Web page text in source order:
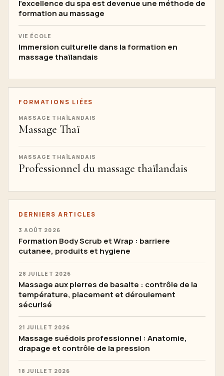
l'excellence du spa est devenue une méthode de
formation au massage
VIE ÉCOLE
Immersion culturelle dans la formation en
massage thaïlandais
FORMATIONS LIÉES
MASSAGE THAÏLANDAIS
Massage Thaï
MASSAGE THAÏLANDAIS
Professionnel du massage thaïlandais
DERNIERS ARTICLES
3 AOÛT 2026
Formation Body Scrub et Wrap : barriere
cutanee, produits et hygiene
28 JUILLET 2026
Massage aux pierres de basalte : contrôle de la
température, placement et déroulement
sécurisé
21 JUILLET 2026
Massage suédois professionnel : Anatomie,
drapage et contrôle de la pression
18 JUILLET 2026